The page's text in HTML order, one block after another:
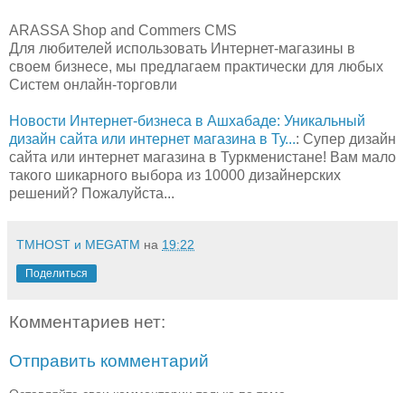
ARASSA Shop and Commers CMS
Для любителей использовать Интернет-магазины в
своем бизнесе, мы предлагаем практически для любых
Систем онлайн-торговли
Новости Интернет-бизнеса в Ашхабаде: Уникальный
дизайн сайта или интернет магазина в Ту...: Супер дизайн
сайта или интернет магазина в Туркменистане! Вам мало
такого шикарного выбора из 10000 дизайнерских
решений? Пожалуйста...
TMHOST и MEGATM на 19:22
Поделиться
Комментариев нет:
Отправить комментарий